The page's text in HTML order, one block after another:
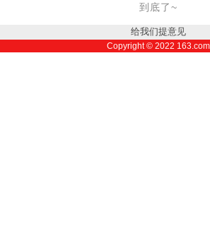
到底了~
给我们提意见
Copyright © 2022 163.com